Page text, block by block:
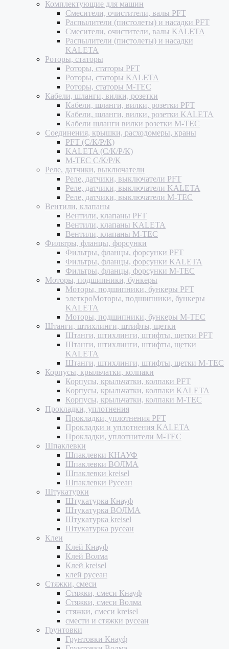
Комплектующие для машин
Смесители, очистители, валы PFT
Распылители (пистолеты) и насадки PFT
Смесители, очистители, валы KALETA
Распылители (пистолеты) и насадки
KALETA
Роторы, статоры
Роторы, статоры PFT
Роторы, статоры KALETA
Роторы, статоры M-TEC
Кабели, шланги, вилки, розетки
Кабели, шланги, вилки, розетки PFT
Кабели, шланги, вилки, розетки KALETA
Кабели шланги вилки розетки M-TEC
Соединения, крышки, расходомеры, краны
PFT (С/К/Р/К)
KALETA (С/К/Р/К)
M-TEC С/К/Р/К
Реле, датчики, выключатели
Реле, датчики, выключатели PFT
Реле, датчики, выключатели KALETA
Реле, датчики, выключатели M-TEC
Вентили, клапаны
Вентили, клапаны PFT
Вентили, клапаны KALETA
Вентили, клапаны M-TEC
Фильтры, фланцы, форсунки
Фильтры, фланцы, форсунки PFT
Фильтры, фланцы, форсунки KALETA
Фильтры, фланцы, форсунки M-TEC
Моторы, подшипники, бункеры
Моторы, подшипники, бункеры PFT
элеткроМоторы, подшипники, бункеры
KALETA
Моторы, подшипники, бункеры M-TEC
Штанги, штихлинги, штифты, щетки
Штанги, штихлинги, штифты, щетки PFT
Штанги, штихлинги, штифты, щетки
KALETA
Штанги, штихлинги, штифты, щетки M-TEC
Корпусы, крыльчатки, колпаки
Корпусы, крыльчатки, колпаки PFT
Корпусы, крыльчатки, колпаки KALETA
Корпусы, крыльчатки, колпаки M-TEC
Прокладки, уплотнения
Прокладки, уплотнения PFT
Прокладки и уплотнения KALETA
Прокладки, уплотнители M-TEC
Шпаклевки
Шпаклевки КНАУФ
Шпаклевки ВОЛМА
Шпаклевки kreisel
Шпаклевки Русеан
Штукатурки
Штукатурка Кнауф
Штукатурка ВОЛМА
Штукатурка kreisel
Штукатурка русеан
Клеи
Клей Кнауф
Клей Волма
Клей kreisel
клей русеан
Стяжки, смеси
Стяжки, смеси Кнауф
Стяжки, смеси Волма
стяжки, смеси kreisel
смести и стяжки русеан
Грунтовки
Грунтовки Кнауф